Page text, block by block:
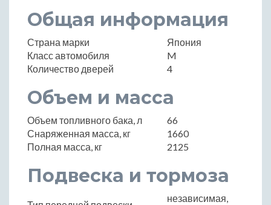
Общая информация
Страна марки
Япония
Класс автомобиля
M
Количество дверей
4
Объем и масса
Объем топливного бака, л
66
Снаряженная масса, кг
1660
Полная масса, кг
2125
Подвеска и тормоза
независимая,